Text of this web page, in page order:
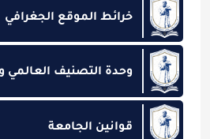
خرائط الموقع الجغرافي
وحدة التصنيف العالمي
قوانين الجامعة